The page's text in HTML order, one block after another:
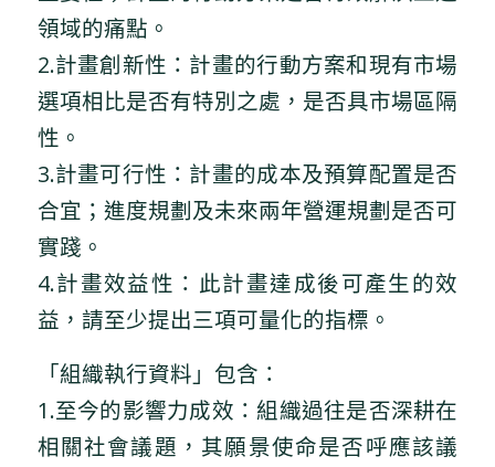
領域的痛點。
2.計畫創新性：計畫的行動方案和現有市場
選項相比是否有特別之處，是否具市場區隔
性。
3.計畫可行性：計畫的成本及預算配置是否
合宜；進度規劃及未來兩年營運規劃是否可
實踐。
4.計畫效益性：此計畫達成後可產生的效
益，請至少提出三項可量化的指標。
「組織執行資料」包含：
1.至今的影響力成效：組織過往是否深耕在
相關社會議題，其願景使命是否呼應該議